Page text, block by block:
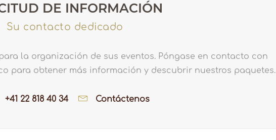
DE INFORMACIÓN
Su contacto dedicado
la organización de sus eventos. Póngase en contacto con
para obtener más información y descubrir nuestros paquetes.
+41 22 818 40 34 Contáctenos